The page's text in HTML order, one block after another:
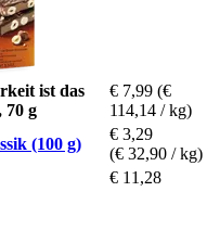
ist das
70 g
€ 7,99 (€
114,14 / kg)
(100 g)
€ 3,29
(€ 32,90 / kg)
€ 11,28